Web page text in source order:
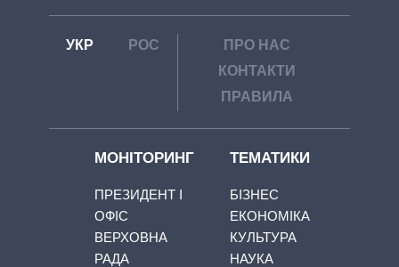
УКР РОС
ПРО НАС
КОНТАКТИ
ПРАВИЛА
МОНІТОРИНГ
ПРЕЗИДЕНТ І
ОФІС
ВЕРХОВНА
РАДА
ТЕМАТИКИ
БІЗНЕС
ЕКОНОМІКА
КУЛЬТУРА
НАУКА